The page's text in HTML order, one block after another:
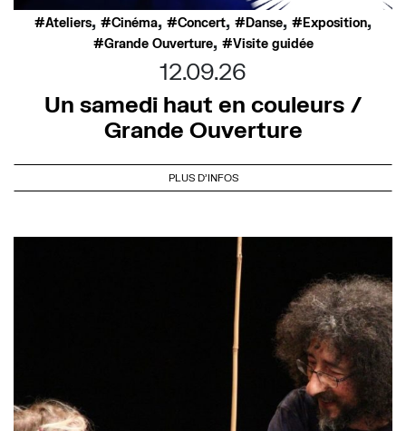
Ateliers, Cinéma, Concert, Danse, Exposition,
Grande Ouverture, Visite guidée
12.09.26
Un samedi haut en couleurs /
Grande Ouverture
PLUS D'INFOS